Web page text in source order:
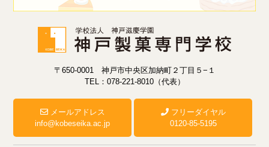
〒650-0001 神戸市中央区加納町２丁目５−１
TEL：078-221-8010（代表）
メールアドレス
info@kobeseika.ac.jp
フリーダイヤル
0120-85-5195